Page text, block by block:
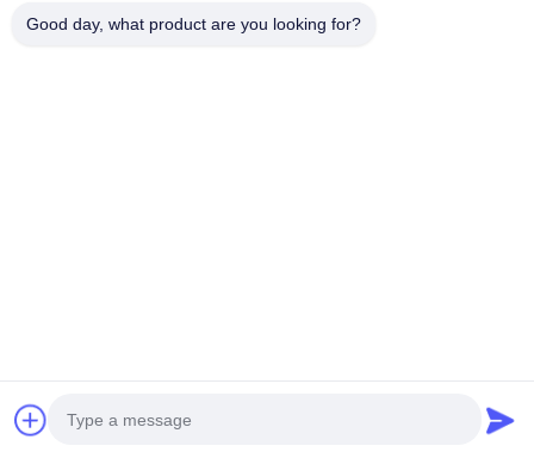
Good day, what product are you looking for?